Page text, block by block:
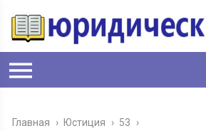
Главная › Юстиция › 53 ›